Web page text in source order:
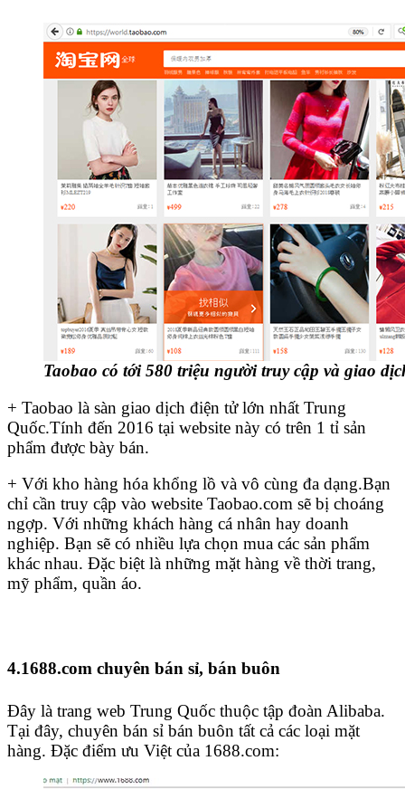
Taobao có tới 580 triệu người truy cập và giao
+ Taobao là sàn giao dịch điện tử lớn nhất Trung
Quốc.Tính đến 2016 tại website này có trên 1 tỉ sản
phẩm được bày bán.
+ Với kho hàng hóa khổng lồ và vô cùng đa dạng.Bạn
chỉ cần truy cập vào website Taobao.com sẽ bị choáng
ngợp. Với những khách hàng cá nhân hay doanh
nghiệp. Bạn sẽ có nhiều lựa chọn mua các sản phẩm
khác nhau. Đặc biệt là những mặt hàng về thời trang,
mỹ phẩm, quần áo.
4.1688.com chuyên bán sỉ, bán buôn
Đây là trang web Trung Quốc thuộc tập đoàn Alibaba.
Tại đây, chuyên bán sỉ bán buôn tất cả các loại mặt
hàng. Đặc điểm ưu Việt của 1688.com: